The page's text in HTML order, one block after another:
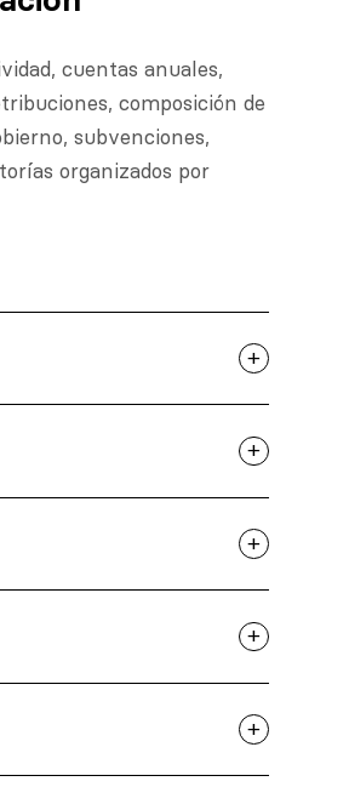
cuentas anuales,
composición de
subvenciones,
organizados por
add
add
add
add
add